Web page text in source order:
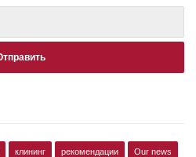
клининг рекомендации Our news